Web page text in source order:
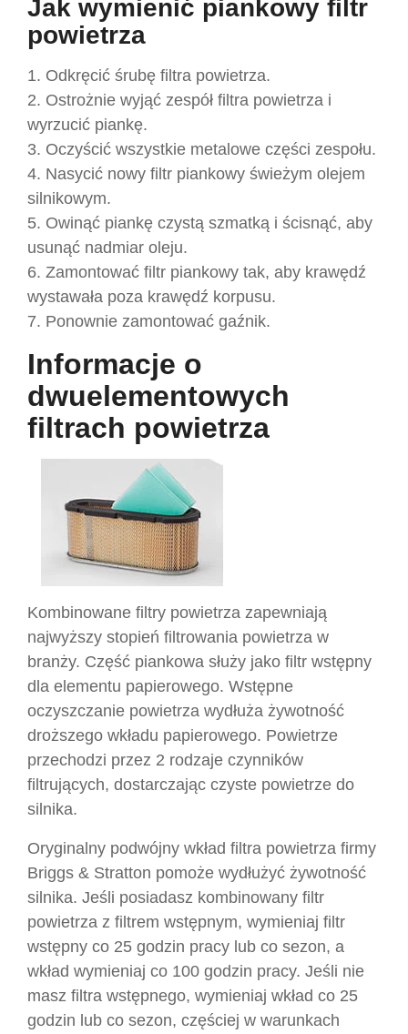
Jak wymienić piankowy filtr
powietrza
1. Odkręcić śrubę filtra powietrza.
2. Ostrożnie wyjąć zespół filtra powietrza i
wyrzucić piankę.
3. Oczyścić wszystkie metalowe części zespołu.
4. Nasycić nowy filtr piankowy świeżym olejem
silnikowym.
5. Owinąć piankę czystą szmatką i ścisnąć, aby
usunąć nadmiar oleju.
6. Zamontować filtr piankowy tak, aby krawędź
wystawała poza krawędź korpusu.
7. Ponownie zamontować gaźnik.
Informacje o
dwuelementowych
filtrach powietrza
Kombinowane filtry powietrza zapewniają
najwyższy stopień filtrowania powietrza w
branży. Część piankowa służy jako filtr wstępny
dla elementu papierowego. Wstępne
oczyszczanie powietrza wydłuża żywotność
droższego wkładu papierowego. Powietrze
przechodzi przez 2 rodzaje czynników
filtrujących, dostarczając czyste powietrze do
silnika.
Oryginalny podwójny wkład filtra powietrza firmy
Briggs & Stratton pomoże wydłużyć żywotność
silnika. Jeśli posiadasz kombinowany filtr
powietrza z filtrem wstępnym, wymieniaj filtr
wstępny co 25 godzin pracy lub co sezon, a
wkład wymieniaj co 100 godzin pracy. Jeśli nie
masz filtra wstępnego, wymieniaj wkład co 25
godzin lub co sezon, częściej w warunkach